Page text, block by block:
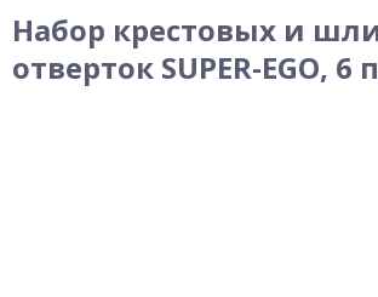
Набор крестовых и
отверток SUPER-EGO,